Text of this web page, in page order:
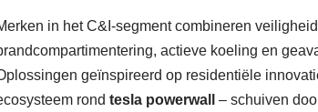
in het C&I-segment combineren
actieve koeling en
geïnspireerd op residentiële
rond tesla powerwall
– schuiven